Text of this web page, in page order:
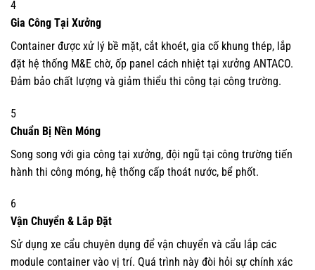
4
Gia Công Tại Xưởng
Container được xử lý bề mặt, cắt khoét, gia cố khung thép, lắp
đặt hệ thống M&E chờ, ốp panel cách nhiệt tại xưởng ANTACO.
Đảm bảo chất lượng và giảm thiểu thi công tại công trường.
5
Chuẩn Bị Nền Móng
Song song với gia công tại xưởng, đội ngũ tại công trường tiến
hành thi công móng, hệ thống cấp thoát nước, bể phốt.
6
Vận Chuyển & Lắp Đặt
Sử dụng xe cẩu chuyên dụng để vận chuyển và cẩu lắp các
module container vào vị trí. Quá trình này đòi hỏi sự chính xác